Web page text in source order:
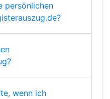
persönlichen
wenn ich